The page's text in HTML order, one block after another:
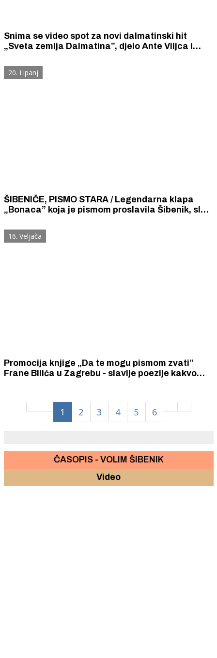
Snima se video spot za novi dalmatinski hit
„Sveta zemlja Dalmatina”, djelo Ante Viljca i
20. Lipanj
ŠIBENIČE, PISMO STARA / Legendarna klapa
„Bonaca” koja je pismom proslavila Šibenik, slavi
16. Veljača
Promocija knjige „Da te mogu pismom zvati”
Frane Bilića u Zagrebu - slavlje poezije kakvo
1 2 3 4 5 6
ČASOPIS - VOLIM ŠIBENIK
Video